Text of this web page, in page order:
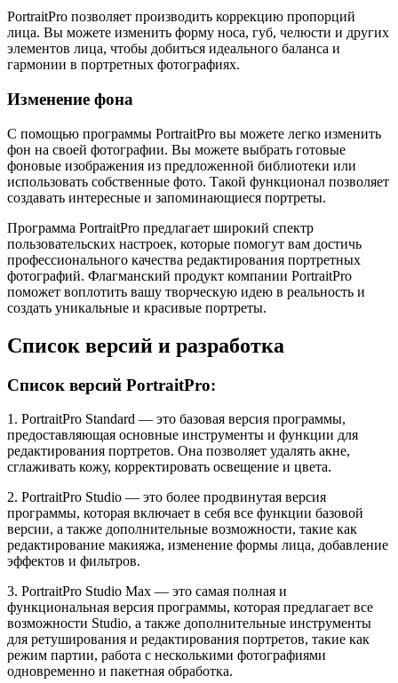
PortraitPro позволяет производить коррекцию пропорций
лица. Вы можете изменить форму носа, губ, челюсти и других
элементов лица, чтобы добиться идеального баланса и
гармонии в портретных фотографиях.
Изменение фона
С помощью программы PortraitPro вы можете легко изменить
фон на своей фотографии. Вы можете выбрать готовые
фоновые изображения из предложенной библиотеки или
использовать собственные фото. Такой функционал позволяет
создавать интересные и запоминающиеся портреты.
Программа PortraitPro предлагает широкий спектр
пользовательских настроек, которые помогут вам достичь
профессионального качества редактирования портретных
фотографий. Флагманский продукт компании PortraitPro
поможет воплотить вашу творческую идею в реальность и
создать уникальные и красивые портреты.
Список версий и разработка
Список версий PortraitPro:
1. PortraitPro Standard — это базовая версия программы,
предоставляющая основные инструменты и функции для
редактирования портретов. Она позволяет удалять акне,
сглаживать кожу, корректировать освещение и цвета.
2. PortraitPro Studio — это более продвинутая версия
программы, которая включает в себя все функции базовой
версии, а также дополнительные возможности, такие как
редактирование макияжа, изменение формы лица, добавление
эффектов и фильтров.
3. PortraitPro Studio Max — это самая полная и
функциональная версия программы, которая предлагает все
возможности Studio, а также дополнительные инструменты
для ретуширования и редактирования портретов, такие как
режим партии, работа с несколькими фотографиями
одновременно и пакетная обработка.